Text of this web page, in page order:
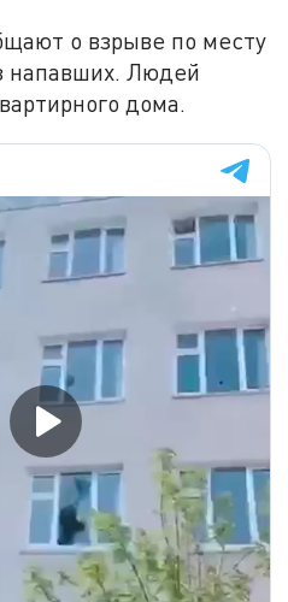
о взрыве по месту
напавших. Людей
дома.